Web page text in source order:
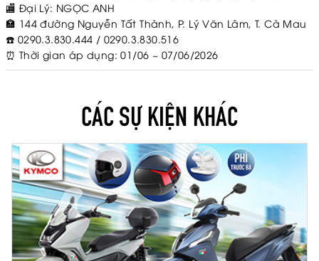
🏬 Đại Lý: NGỌC ANH
🏣 144 đường Nguyễn Tất Thành, P. Lý Văn Lâm, T. Cà Mau
☎️ 0290.3.830.444 / 0290.3.830.516
⏰ Thời gian áp dụng: 01/06 ~ 07/06/2026
CÁC SỰ KIỆN KHÁC